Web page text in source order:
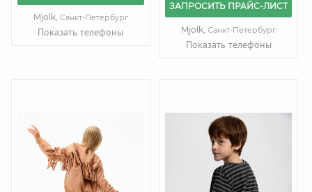
Mjolk, Санкт-Петербург
Показать телефоны
ЗАПРОСИТЬ ПРАЙС-ЛИСТ
Mjolk,Санкт-Петербург
Показать телефоны